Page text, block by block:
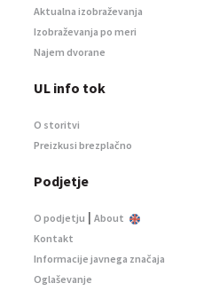
Aktualna izobraževanja
Izobraževanja po meri
Najem dvorane
UL info tok
O storitvi
Preizkusi brezplačno
Podjetje
O podjetju | About
Kontakt
Informacije javnega značaja
Oglaševanje